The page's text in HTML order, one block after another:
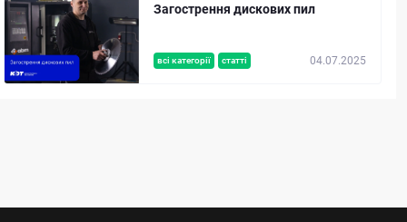
всі категорії статті 04.07.2025
Загострення дискових пил